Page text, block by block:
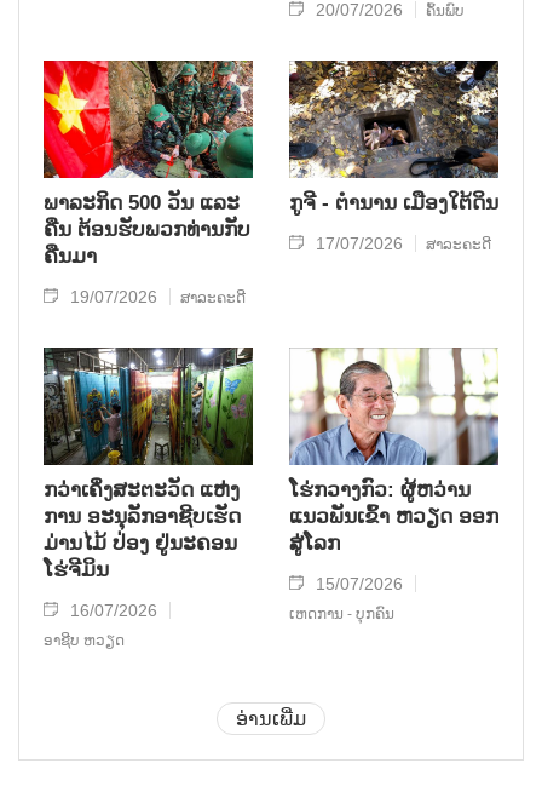
20/07/2026 ຄົ້ນພົບ
ພາລະກິດ 500 ວັນ ແລະ
ຄືນ ຕ້ອນຮັບພວກທ່ານກັບ
ຄືນມາ
19/07/2026 ສາລະຄະດີ
ກູຈີ - ຕໍານານ ເມືອງໃຕ້ດິນ
17/07/2026 ສາລະຄະດີ
ກວ່າເຄິ່ງສະຕະວັດ ແຫ່ງ
ການ ອະນຸລັກອາຊີບເຮັດ
ມ່ານໄມ້ ປ່ອງ ຢູ່ນະຄອນ
ໂຮ່ຈີມິນ
16/07/2026
ອາຊີບ ຫວຽດ
ໂຮ່ກວາງກົວ: ຜູ້ຫວ່ານ
ແນວພັນເຂົ້າ ຫວຽດ ອອກ
ສູ່ໂລກ
15/07/2026
ເຫດການ - ບຸກຄົນ
ອ່ານເພີ່ມ